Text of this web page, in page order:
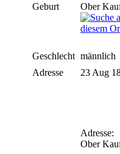
Geburt
Ober
Geschlecht männlich
Adresse
23 Aug
Adresse:
Ober